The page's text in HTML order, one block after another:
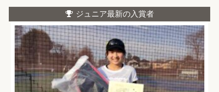
ジュニア最新の入賞者